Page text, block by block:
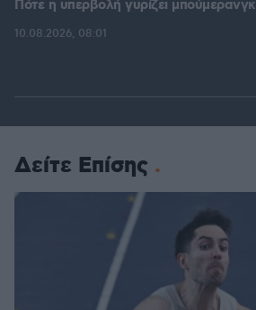
Πότε η υπερβολή γυρίζει μπούμερανγκ
10.08.2026, 08:01
Δείτε Επίσης